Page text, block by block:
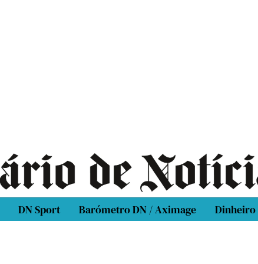
DN Sport Barómetro DN / Aximage Dinheiro